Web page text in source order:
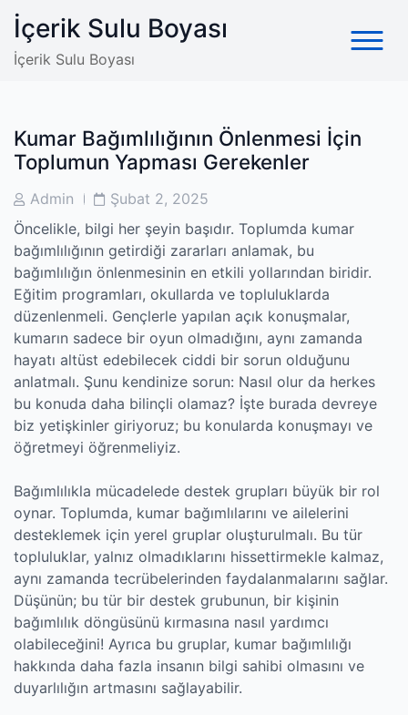
Skip
content
İçerik Sulu Boyası
İçerik Sulu Boyası
Kumar Bağımlılığının Önlenmesi İçin
Toplumun Yapması Gerekenler
PostAdmin
PostŞubat 2, 2025
Öncelikle, bilgi her şeyin başıdır. Toplumda kumar
bağımlılığının getirdiği zararları anlamak, bu
bağımlılığın önlenmesinin en etkili yollarından biridir.
Eğitim programları, okullarda ve topluluklarda
düzenlenmeli. Gençlerle yapılan açık konuşmalar,
kumarın sadece bir oyun olmadığını, aynı zamanda
hayatı altüst edebilecek ciddi bir sorun olduğunu
anlatmalı. Şunu kendinize sorun: Nasıl olur da herkes
bu konuda daha bilinçli olamaz? İşte burada devreye
biz yetişkinler giriyoruz; bu konularda konuşmayı ve
öğretmeyi öğrenmeliyiz.
Bağımlılıkla mücadelede destek grupları büyük bir rol
oynar. Toplumda, kumar bağımlılarını ve ailelerini
desteklemek için yerel gruplar oluşturulmalı. Bu tür
topluluklar, yalnız olmadıklarını hissettirmekle kalmaz,
aynı zamanda tecrübelerinden faydalanmalarını sağlar.
Düşünün; bu tür bir destek grubunun, bir kişinin
bağımlılık döngüsünü kırmasına nasıl yardımcı
olabileceğini! Ayrıca bu gruplar, kumar bağımlılığı
hakkında daha fazla insanın bilgi sahibi olmasını ve
duyarlılığın artmasını sağlayabilir.